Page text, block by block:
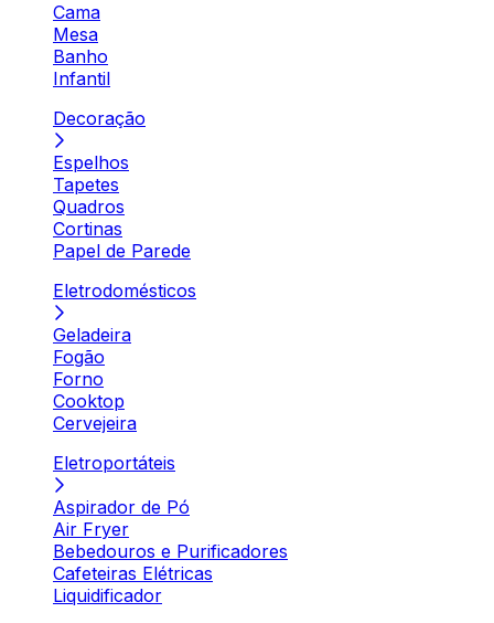
Cama
Mesa
Banho
Infantil
Decoração
Espelhos
Tapetes
Quadros
Cortinas
Papel de Parede
Eletrodomésticos
Geladeira
Fogão
Forno
Cooktop
Cervejeira
Eletroportáteis
Aspirador de Pó
Air Fryer
Bebedouros e Purificadores
Cafeteiras Elétricas
Liquidificador